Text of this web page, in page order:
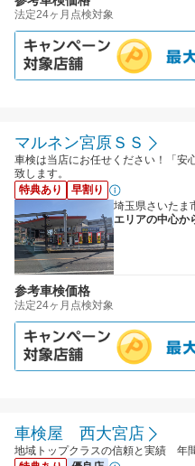
法定24ヶ月点検対象
マルネン宮原ＳＳ
車検は当店にお任せください！「安
致します。
特典あり
早割り
埼玉県さいたま
エリアの中心か
参考車検価格
法定24ヶ月点検対象
車検屋 西大宮店
地域トップクラスの信頼と実績 年